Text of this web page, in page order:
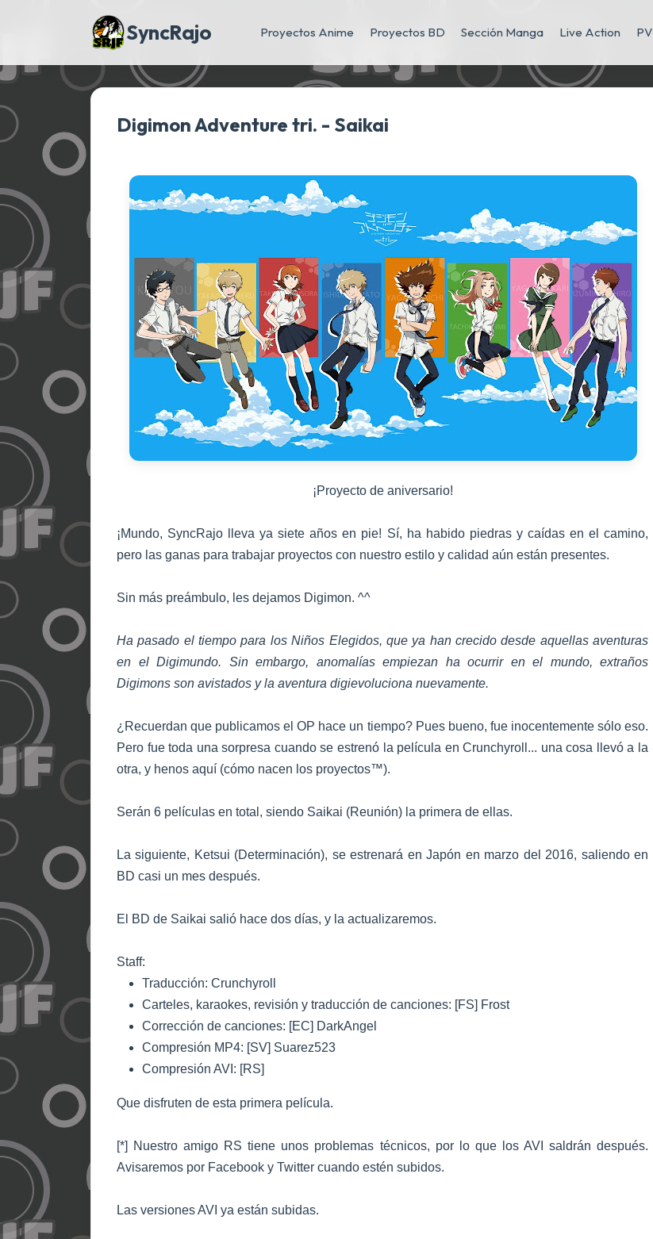
SyncRajo Proyectos Anime Proyectos BD Sección Manga Live Action PV
Digimon Adventure tri. - Saikai
¡Proyectode aniversario!
¡Mundo, SyncRajo lleva ya siete años en pie! Sí, ha habido piedras y caídas en el camino,
pero las ganas para trabajar proyectos con nuestro estilo y calidad aún están presentes.
Sin más preámbulo, les dejamos Digimon. ^^
Ha pasado el tiempo para los Niños Elegidos, que ya han crecido desde aquellas aventuras
en el Digimundo. Sin embargo, anomalías empiezan ha ocurrir en el mundo, extraños
Digimons son avistados y la aventura digievoluciona nuevamente.
¿Recuerdan que publicamos el OP hace un tiempo? Pues bueno, fue inocentemente sólo eso.
Pero fue toda una sorpresa cuando se estrenó la película en Crunchyroll... una cosa llevó a la
otra, y henos aquí (cómo nacen los proyectos™).
Serán 6 películas en total, siendo Saikai (Reunión) la primera de ellas.
La siguiente, Ketsui (Determinación), se estrenará en Japón en marzo del 2016, saliendo en
BD casi un mes después.
El BD de Saikai salió hace dos días, y la actualizaremos.
Staff:
Traducción: Crunchyroll
Carteles, karaokes, revisión y traducción de canciones: [FS] Frost
Corrección de canciones: [EC] DarkAngel
Compresión MP4: [SV] Suarez523
Compresión AVI: [RS]
Que disfruten de esta primera película.
[*] Nuestro amigo RS tiene unos problemas técnicos, por lo que los AVI saldrán después.
Avisaremos por Facebook y Twitter cuando estén subidos.
Las versiones AVI ya están subidas.